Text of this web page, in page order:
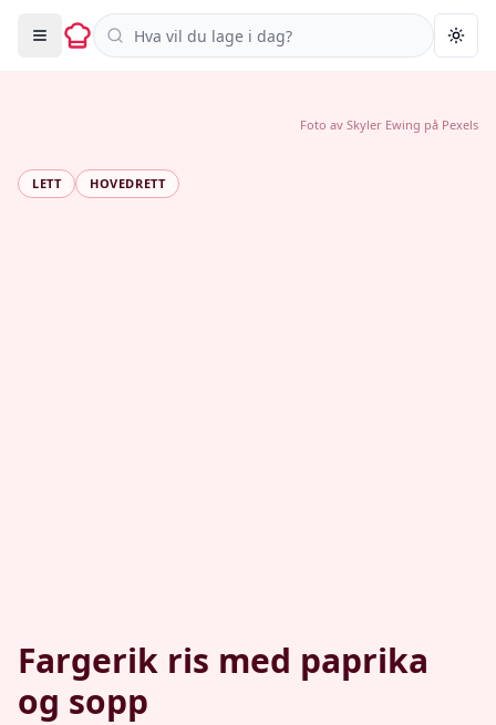
Søk i oppskrifter
LETT HOVEDRETT
Fargerik ris med paprika
og sopp
Foto av Skyler Ewing på Pexels